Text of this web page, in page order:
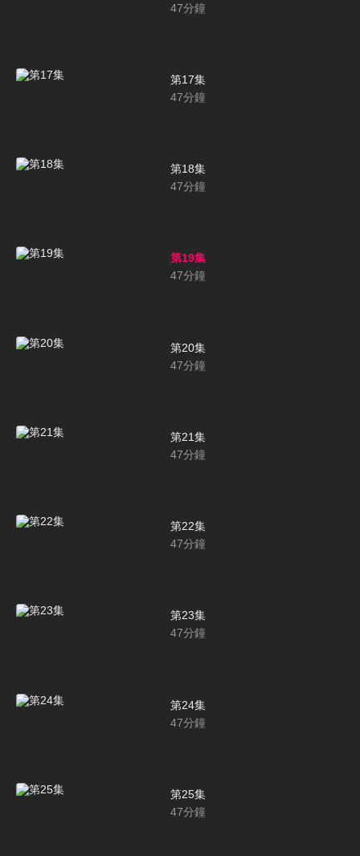
47分鐘
第17集
47分鐘
第18集
47分鐘
第19集
47分鐘
第20集
47分鐘
第21集
47分鐘
第22集
47分鐘
第23集
47分鐘
第24集
47分鐘
第25集
47分鐘